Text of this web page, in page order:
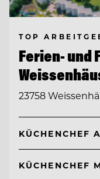
TOP
Ferien- und
23758
KÜCHENCHEF
KÜCHENCHEF